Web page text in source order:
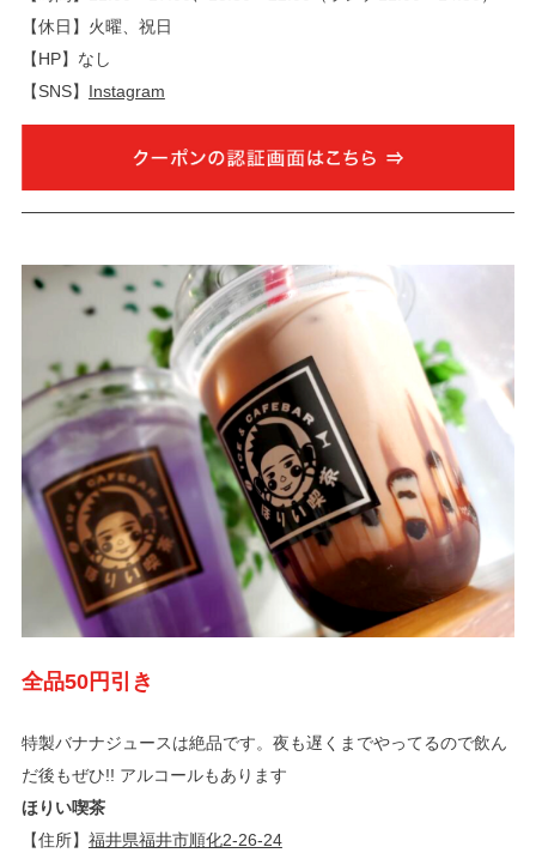
【休日】火曜、祝日
【HP】なし
【SNS】 Instagram
全品50円引き
特製バナナジュースは絶品です。夜も遅くまでやってるので飲ん
だ後もぜひ!! アルコールもあります
ほりい喫茶
【住所】 福井県福井市順化2-26-24